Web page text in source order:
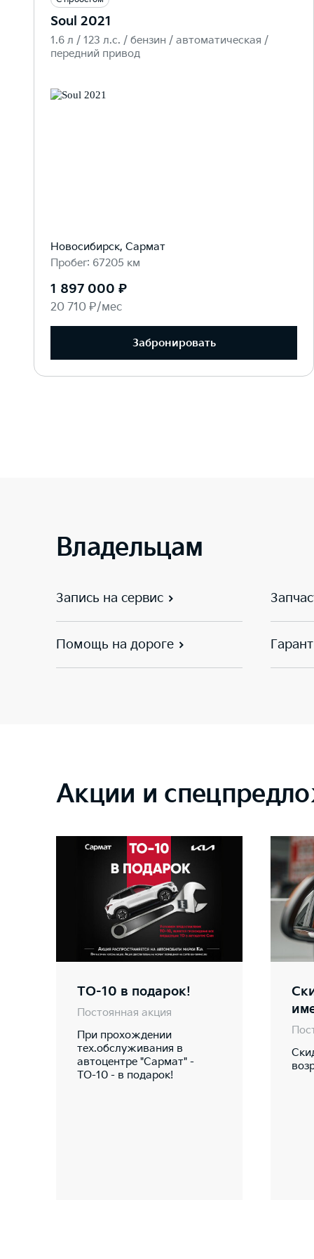
Soul 2021
1.6 л / 123 л.c. / бензин / автоматическая /
передний привод
Новосибирск, Сармат
Пробег: 67205 км
1 897 000 ₽
20 710 ₽/мес
Забронировать
Владельцам
Запись на сервис
Помощь на дороге
Акции и
ТО-10 в подарок!
Постоянная акция
При прохождении
тех.обслуживания в
автоцентре "Сармат" -
ТО-10 - в подарок!